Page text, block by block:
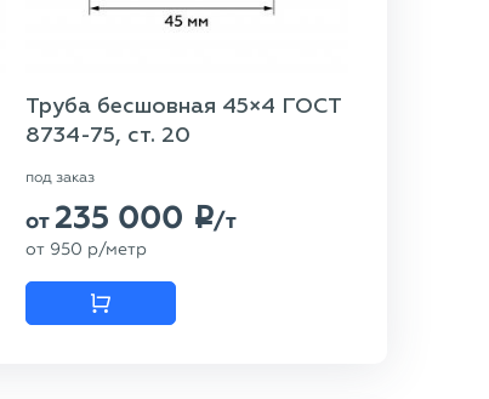
Труба бесшовная 45×4 ГОСТ
8734-75, ст. 20
под заказ
от 235 000 p/т
от 950 p/метр